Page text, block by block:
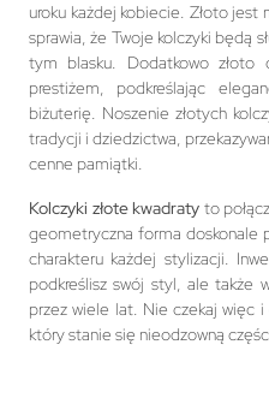
uroku każdej kobiecie. Złoto
sprawia, że Twoje kolczyki będą
tym blasku. Dodatkowo
prestiżem, podkreślając
biżuterię. Noszenie złotych
tradycji i dziedzictwa,
cenne pamiątki.
Kolczyki złote kwadraty to
geometryczna forma doskonale
charakteru każdej stylizacji.
podkreślisz swój styl, ale także
przez wiele lat. Nie czekaj więc
który stanie się nieodzowną